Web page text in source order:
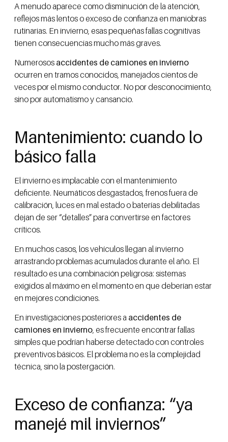
A menudo aparece como disminución de la atención,
reflejos más lentos o exceso de confianza en maniobras
rutinarias. En invierno, esas pequeñas fallas cognitivas
tienen consecuencias mucho más graves.
Numerosos accidentes de camiones en invierno
ocurren en tramos conocidos, manejados cientos de
veces por el mismo conductor. No por desconocimiento,
sino por automatismo y cansancio.
Mantenimiento: cuando lo
básico falla
El invierno es implacable con el mantenimiento
deficiente. Neumáticos desgastados, frenos fuera de
calibración, luces en mal estado o baterías debilitadas
dejan de ser “detalles” para convertirse en factores
críticos.
En muchos casos, los vehículos llegan al invierno
arrastrando problemas acumulados durante el año. El
resultado es una combinación peligrosa: sistemas
exigidos al máximo en el momento en que deberían estar
en mejores condiciones.
En investigaciones posteriores a accidentes de
camiones en invierno, es frecuente encontrar fallas
simples que podrían haberse detectado con controles
preventivos básicos. El problema no es la complejidad
técnica, sino la postergación.
Exceso de confianza: “ya
manejé mil inviernos”